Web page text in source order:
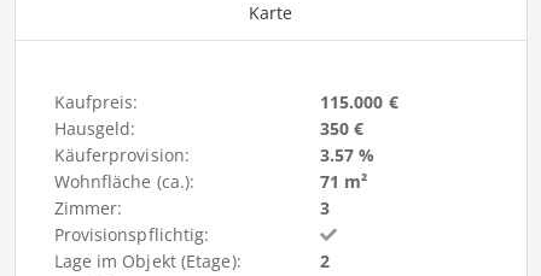
Karte
Kaufpreis:
115.000 €
Hausgeld:
350 €
Käuferprovision:
3.57 %
Wohnfläche (ca.):
71 m²
Zimmer:
3
Provisionspflichtig:
Lage im Objekt (Etage):
2